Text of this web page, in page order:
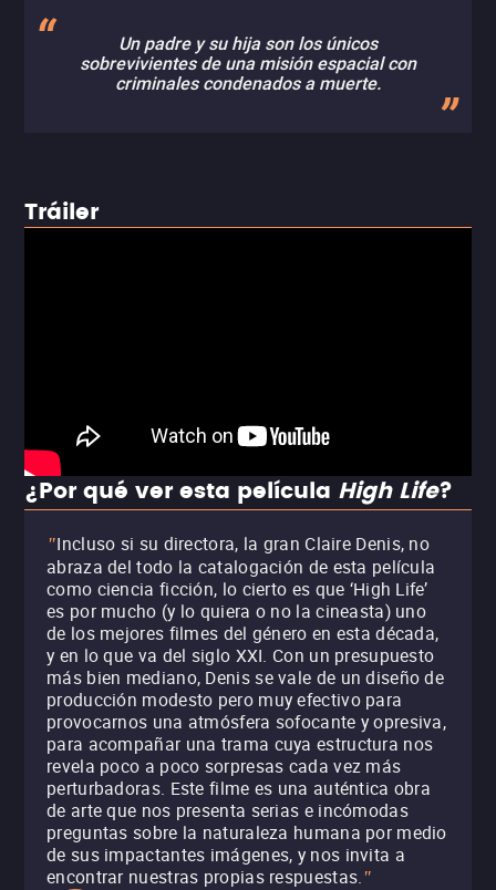
Un padre y su hija son los únicos
sobrevivientes de una misión espacial con
criminales condenados a muerte.
Tráiler
¿Por qué ver esta película High Life?
"Incluso si su directora, la gran Claire Denis, no
abraza del todo la catalogación de esta película
como ciencia ficción, lo cierto es que ‘High Life’
es por mucho (y lo quiera o no la cineasta) uno
de los mejores filmes del género en esta década,
y en lo que va del siglo XXI. Con un presupuesto
más bien mediano, Denis se vale de un diseño de
producción modesto pero muy efectivo para
provocarnos una atmósfera sofocante y opresiva,
para acompañar una trama cuya estructura nos
revela poco a poco sorpresas cada vez más
perturbadoras. Este filme es una auténtica obra
de arte que nos presenta serias e incómodas
preguntas sobre la naturaleza humana por medio
de sus impactantes imágenes, y nos invita a
encontrar nuestras propias respuestas."